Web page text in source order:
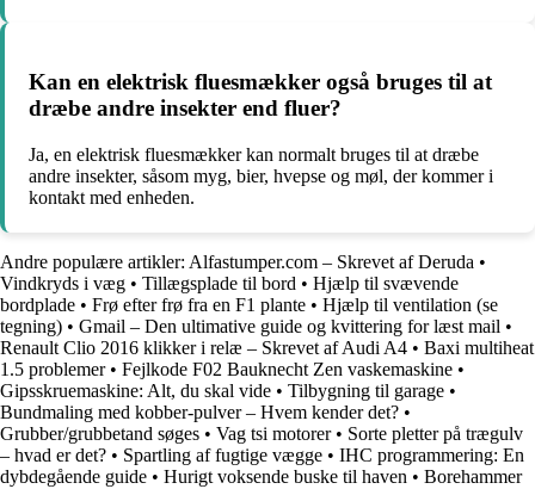
Kan en elektrisk fluesmækker også bruges til at
dræbe andre insekter end fluer?
Ja, en elektrisk fluesmækker kan normalt bruges til at dræbe
andre insekter, såsom myg, bier, hvepse og møl, der kommer i
kontakt med enheden.
Andre populære artikler: Alfastumper.com – Skrevet af Deruda •
Vindkryds i væg • Tillægsplade til bord • Hjælp til svævende
bordplade • Frø efter frø fra en F1 plante • Hjælp til ventilation (se
tegning) • Gmail – Den ultimative guide og kvittering for læst mail •
Renault Clio 2016 klikker i relæ – Skrevet af Audi A4 • Baxi multiheat
1.5 problemer• Fejlkode F02 Bauknecht Zen vaskemaskine •
Gipsskruemaskine: Alt, du skal vide • Tilbygning til garage •
Bundmaling med kobber-pulver – Hvem kender det? •
Grubber/grubbetand søges • Vag tsi motorer• Sorte pletter på trægulv
– hvad er det? • Spartling af fugtige vægge • IHC programmering: En
dybdegående guide • Hurigt voksende buske til haven • Borehammer